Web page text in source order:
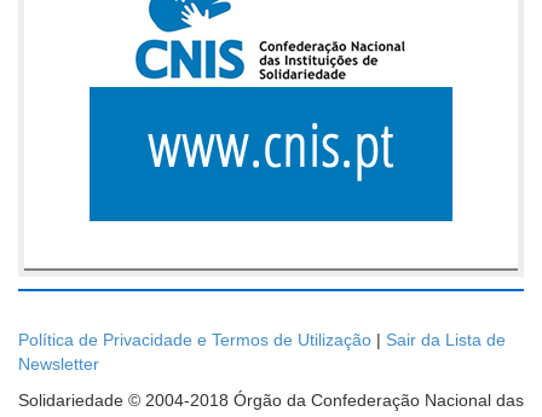
Política de Privacidade e Termos de Utilização | Sair da Lista de
Newsletter
Solidariedade © 2004-2018 Órgão da Confederação Nacional das